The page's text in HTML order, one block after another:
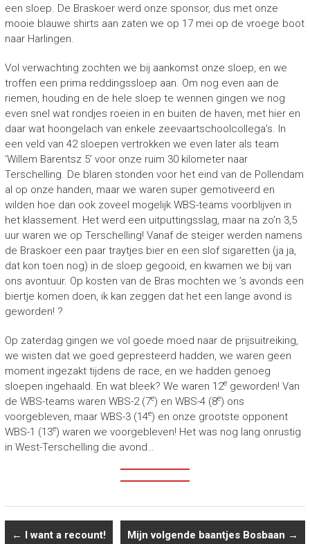
een sloep. De Braskoer werd onze sponsor, dus met onze
mooie blauwe shirts aan zaten we op 17 mei op de vroege boot
naar Harlingen.
Vol verwachting zochten we bij aankomst onze sloep, en we
troffen een prima reddingssloep aan. Om nog even aan de
riemen, houding en de hele sloep te wennen gingen we nog
even snel wat rondjes roeien in en buiten de haven, met hier en
daar wat hoongelach van enkele zeevaartschoolcollega’s. In
een veld van 42 sloepen vertrokken we even later als team
‘Willem Barentsz 5’ voor onze ruim 30 kilometer naar
Terschelling. De blaren stonden voor het eind van de Pollendam
al op onze handen, maar we waren super gemotiveerd en
wilden hoe dan ook zoveel mogelijk WBS-teams voorblijven in
het klassement. Het werd een uitputtingsslag, maar na zo’n 3,5
uur waren we op Terschelling! Vanaf de steiger werden namens
de Braskoer een paar traytjes bier en een slof sigaretten (ja ja,
dat kon toen nog) in de sloep gegooid, en kwamen we bij van
ons avontuur. Op kosten van de Bras mochten we ’s avonds een
biertje komen doen, ik kan zeggen dat het een lange avond is
geworden! ?
Op zaterdag gingen we vol goede moed naar de prijsuitreiking,
we wisten dat we goed gepresteerd hadden, we waren geen
moment ingezakt tijdens de race, en we hadden genoeg
sloepen ingehaald. En wat bleek? We waren 12egeworden! Van
de WBS-teams waren WBS-2 (7e) en WBS-4 (8e) ons
voorgebleven, maar WBS-3 (14e) en onze grootste opponent
WBS-1 (13e) waren we voorgebleven! Het was nog lang onrustig
in West-Terschelling die avond…
← I want a recount! Mijn volgende baantjes Bosbaan →